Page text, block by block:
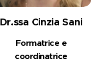
Dr.ssa Cinzia Sani
Formatrice e
coordinatrice